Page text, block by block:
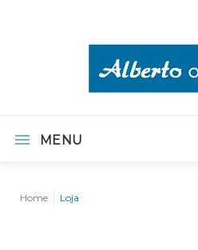
MENU
Home Loja